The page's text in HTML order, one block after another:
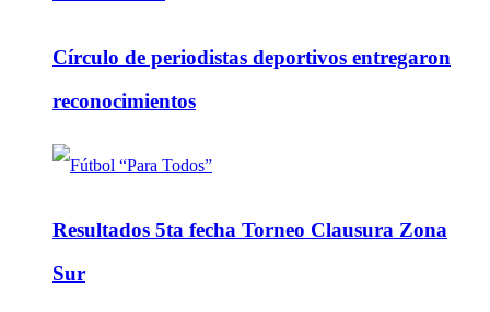
Círculo de periodistas deportivos entregaron
reconocimientos
Resultados 5ta fecha Torneo Clausura Zona
Sur